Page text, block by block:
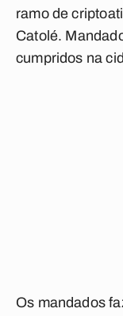
ramo de
Catolé.
cumpridos na
Os mandados